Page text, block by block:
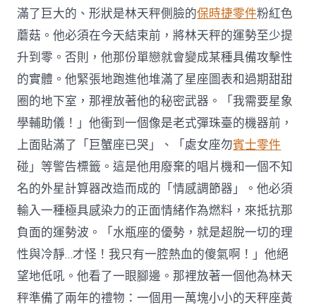
滿了巨大的、形狀是林天秤側臉的保時捷零件粉紅色
蘑菇。他必須在今天結束前，將林天秤的運勢至少提
升到零。否則，他那份單戀就會變成某種具備攻擊性
的實體。他緊張地跑進他堆滿了星座圖表和過期甜甜
圈的地下室，那裡放著他的秘密武器。「我需要星象
學輔助儀！」他衝到一個像是老式彈珠臺的機器前，
上面貼滿了「巨蟹座已哭」、「處女座勿賓士零件
碰」等警告標籤。這是他用廢棄的唱片機和一個不知
名的外星計算器改造而成的「情感調節器」。他必須
輸入一種極具感染力的正面情緒作為燃料，來抵抗那
負面的運勢波。「水瓶座的優勢，就是超脫一切的理
性與冷靜…才怪！我只有一腔熱血的傻氣啊！」他絕
望地低吼。他看了一眼腳邊。那裡放著一個他為林天
秤準備了兩年的禮物：一個用一萬塊小小的天秤座黃